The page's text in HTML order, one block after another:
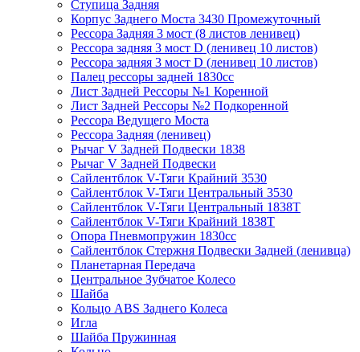
Ступица Задняя
Корпус Заднего Моста 3430 Промежуточный
Рессора Задняя 3 мост (8 листов ленивец)
Рессора задняя 3 мост D (ленивец 10 листов)
Рессора задняя 3 мост D (ленивец 10 листов)
Палец рессоры задней 1830сс
Лист Задней Рессоры №1 Коренной
Лист Задней Рессоры №2 Подкоренной
Рессора Ведущего Моста
Рессора Задняя (ленивец)
Рычаг V Задней Подвески 1838
Рычаг V Задней Подвески
Сайлентблок V-Тяги Крайний 3530
Сайлентблок V-Тяги Центральный 3530
Сайлентблок V-Тяги Центральный 1838Т
Сайлентблок V-Тяги Крайний 1838Т
Опора Пневмопружин 1830сс
Сайлентблок Стержня Подвески Задней (ленивца)
Планетарная Передача
Центральное Зубчатое Колесо
Шайба
Кольцо ABS Заднего Колеса
Игла
Шайба Пружинная